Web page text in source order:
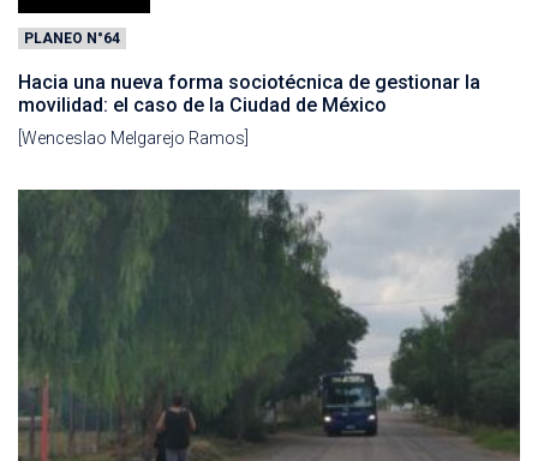
PLANEO N°64
Hacia una nueva forma sociotécnica de gestionar la
movilidad: el caso de la Ciudad de México
[Wenceslao Melgarejo Ramos]